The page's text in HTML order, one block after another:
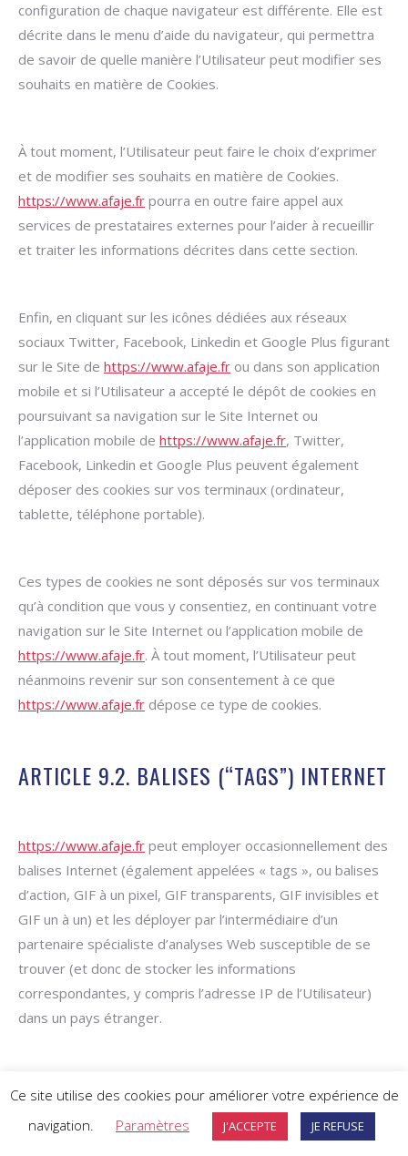
configuration de chaque navigateur est différente. Elle est
décrite dans le menu d’aide du navigateur, qui permettra
de savoir de quelle manière l’Utilisateur peut modifier ses
souhaits en matière de Cookies.
À tout moment, l’Utilisateur peut faire le choix d’exprimer
et de modifier ses souhaits en matière de Cookies.
https://www.afaje.fr pourra en outre faire appel aux
services de prestataires externes pour l’aider à recueillir
et traiter les informations décrites dans cette section.
Enfin, en cliquant sur les icônes dédiées aux réseaux
sociaux Twitter, Facebook, Linkedin et Google Plus figurant
sur le Site de https://www.afaje.fr ou dans son application
mobile et si l’Utilisateur a accepté le dépôt de cookies en
poursuivant sa navigation sur le Site Internet ou
l’application mobile de https://www.afaje.fr, Twitter,
Facebook, Linkedin et Google Plus peuvent également
déposer des cookies sur vos terminaux (ordinateur,
tablette, téléphone portable).
Ces types de cookies ne sont déposés sur vos terminaux
qu’à condition que vous y consentiez, en continuant votre
navigation sur le Site Internet ou l’application mobile de
https://www.afaje.fr. À tout moment, l’Utilisateur peut
néanmoins revenir sur son consentement à ce que
https://www.afaje.fr dépose ce type de cookies.
ARTICLE 9.2. BALISES (“TAGS”) INTERNET
https://www.afaje.fr peut employer occasionnellement des
balises Internet (également appelées « tags », ou balises
d’action, GIF à un pixel, GIF transparents, GIF invisibles et
GIF un à un) et les déployer par l’intermédiaire d’un
partenaire spécialiste d’analyses Web susceptible de se
trouver (et donc de stocker les informations
correspondantes, y compris l’adresse IP de l’Utilisateur)
dans un pays étranger.
ligne permettant aux internautes d’accéder au Site, et sur
les différentes pages de celui-ci.
Ce site utilise des cookies pour améliorer votre expérience de
navigation.
Paramètres J'ACCEPTE JE REFUSE